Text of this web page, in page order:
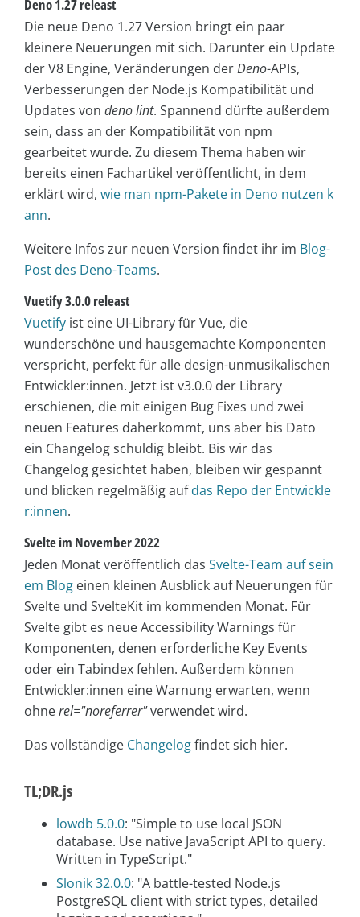
Deno 1.27 releast
Die neue Deno 1.27 Version bringt ein paar
kleinere Neuerungen mit sich. Darunter ein Update
der V8 Engine, Veränderungen derDeno-APIs,
Verbesserungen der Node.js Kompatibilität und
Updates von deno lint. Spannend dürfte außerdem
sein, dass an der Kompatibilität von npm
gearbeitet wurde. Zu diesem Thema haben wir
bereits einen Fachartikel veröffentlicht, in dem
erklärt wird, wie man npm-Pakete in Deno nutzen k
ann.
Weitere Infos zur neuen Version findet ihr im Blog-
Post des Deno-Teams.
Vuetify 3.0.0 releast
Vuetify ist eine UI-Library für Vue, die
wunderschöne und hausgemachte Komponenten
verspricht, perfekt für alle design-unmusikalischen
Entwickler:innen. Jetzt ist v3.0.0 der Library
erschienen, die mit einigen Bug Fixes und zwei
neuen Features daherkommt, uns aber bis Dato
ein Changelog schuldig bleibt. Bis wir das
Changelog gesichtet haben, bleiben wir gespannt
und blicken regelmäßig aufdas Repo der Entwickle
r:innen.
Svelte im November 2022
Jeden Monat veröffentlich das Svelte-Team auf sein
em Blog einen kleinen Ausblick auf Neuerungen für
Svelte und SvelteKit im kommenden Monat. Für
Svelte gibt es neue Accessibility Warnings für
Komponenten, denen erforderliche Key Events
oder ein Tabindex fehlen. Außerdem können
Entwickler:innen eine Warnung erwarten, wenn
ohnerel="noreferrer"verwendet wird.
Das vollständige Changelogfindet sich hier.
TL;DR.js
lowdb 5.0.0: "Simple to use local JSON
database. Use native JavaScript API to query.
Written in TypeScript."
Slonik 32.0.0: "A battle-tested Node.js
PostgreSQL client with strict types, detailed